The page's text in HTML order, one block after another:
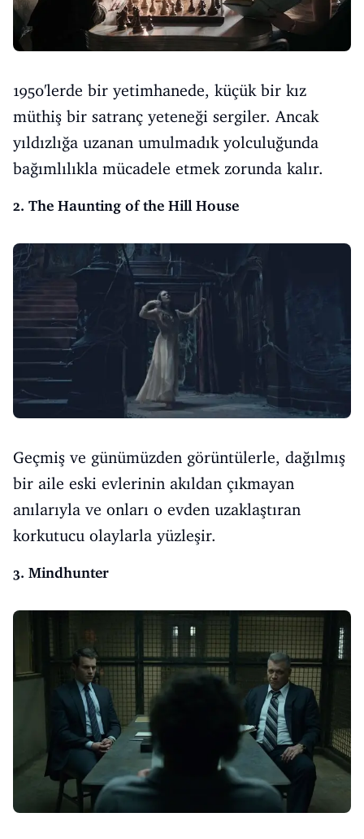
1950'lerde bir yetimhanede, küçük bir kız
müthiş bir satranç yeteneği sergiler. Ancak
yıldızlığa uzanan umulmadık yolculuğunda
bağımlılıkla mücadele etmek zorunda kalır.
2. The Haunting of the Hill House
Geçmiş ve günümüzden görüntülerle, dağılmış
bir aile eski evlerinin akıldan çıkmayan
anılarıyla ve onları o evden uzaklaştıran
korkutucu olaylarla yüzleşir.
3. Mindhunter